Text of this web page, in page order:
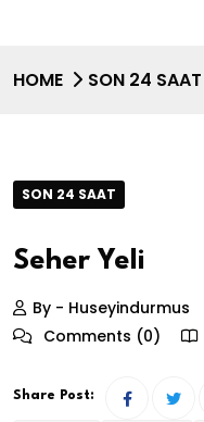
HOME SON 24 SAAT
SON 24 SAAT
Seher Yeli
By - Huseyindurmus
Comments (0)
Share Post: